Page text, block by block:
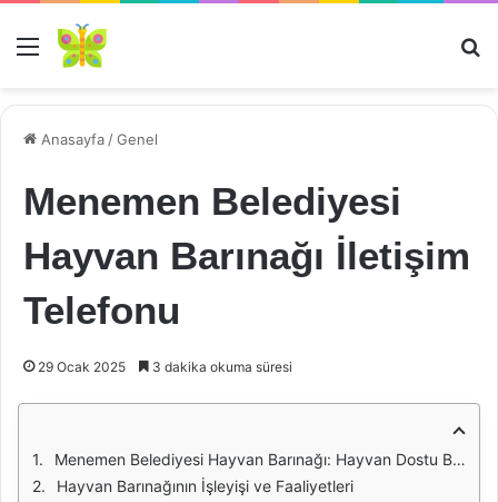
Menü
Anasayfa /Genel
Menemen Belediyesi
Hayvan Barınağı İletişim
Telefonu
29 Ocak 2025 3 dakika okuma süresi
Menemen Belediyesi Hayvan Barınağı: Hayvan Dostu Bir Yaklaşım
Hayvan Barınağının İşleyişi ve Faaliyetleri